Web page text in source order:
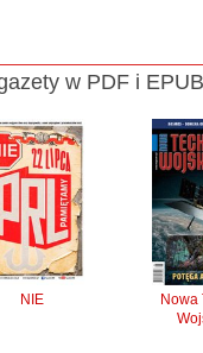
w PDF i EPUB
NIE
Nowa